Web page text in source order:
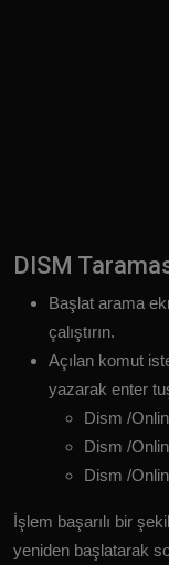
DISM
Başlat arama
çalıştırın.
Açılan komut
yazarak enter
Dism /
Dism /
Dism /
İşlem başarılı bir
yeniden başlatarak